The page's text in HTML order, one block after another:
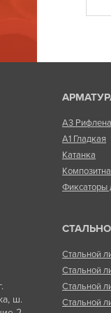
ш.
А3
А1 Гладкая
Катанка
Фиксаторы
Стальной
Стальной
Стальной
Стальной